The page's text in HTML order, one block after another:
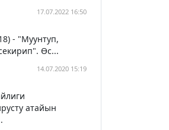
17.07.2022 16:50
- "Муунтуп,
Өс...
14.07.2020 15:19
атайын